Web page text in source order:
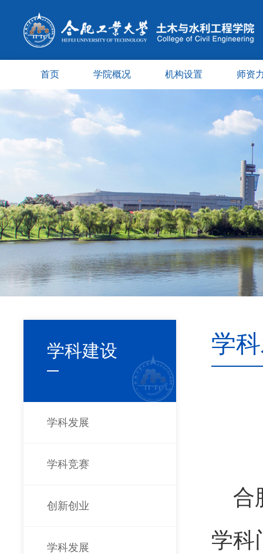
首页 学院概况 机构设置 师资
学科建设
学科发展
学科竞赛
创新创业
学科发展
学
合
学科